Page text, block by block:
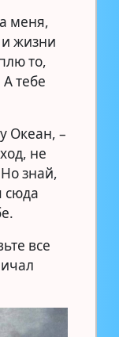
меня,
жизни
то,
тебе
Океан, –
не
знай,
сюда
все